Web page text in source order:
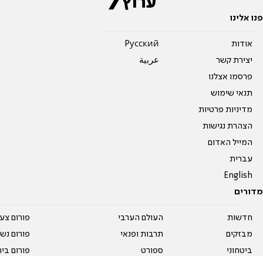
פנו אלינו
אודות
יצירת קשר
פרסמו אצלנו
תנאי שימוש
מדיניות פרטיות
הצהרת נגישות
המייל האדום
עברית
English
Pусский
عربية
מדורים
חדשות
מבזקים
ביטחוני
העולם הערבי
תרבות ופנאי
ספורט
פורום
פורום
פורום